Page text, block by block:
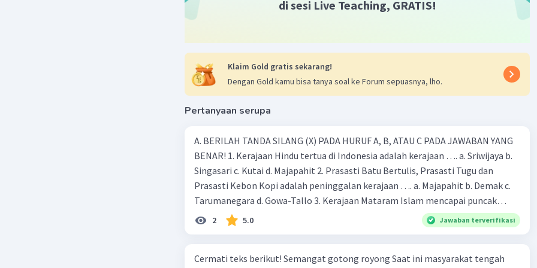
di sesi Live Teaching, GRATIS!
Klaim Gold gratis sekarang!
Dengan Gold kamu bisa tanya soal ke Forum sepuasnya, lho.
Pertanyaan serupa
A. BERILAH TANDA SILANG (X) PADA HURUF A, B, ATAU C PADA JAWABAN YANG
BENAR! 1. Kerajaan Hindu tertua di Indonesia adalah kerajaan …. a. Sriwijaya b.
Singasari c. Kutai d. Majapahit 2. Prasasti Batu Bertulis, Prasasti Tugu dan
Prasasti Kebon Kopi adalah peninggalan kerajaan …. a. Majapahit b. Demak c.
Tarumanegara d. Gowa-Tallo 3. Kerajaan Mataram Islam mencapai puncak
kejayaan pada masa pemerintahan …. a. Hayam Wuruk b. Sultan Agung c. Sultan
Ageng Tirtayasa d. Sultan Hasanudin 4. Kerajaan Islam pertama di Indonesia
peninggalan kerajaan Islam, kecuali … a. Masjid Demak b. Menara Kudus c. Candi
2 5.0 Jawaban terverifikasi
Cermati teks berikut! Semangat gotong royong Saat ini masyarakat tengah